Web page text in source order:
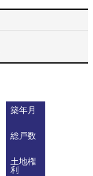
築年月
総戸数
土地権
利